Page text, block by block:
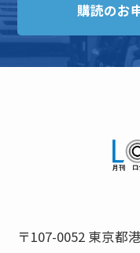
購読のお
〒107-0052 東京都